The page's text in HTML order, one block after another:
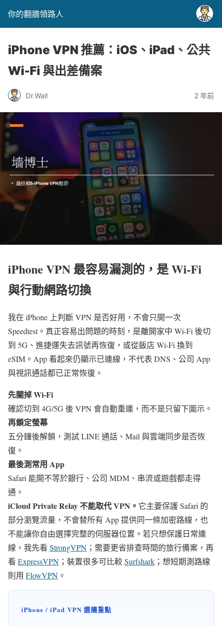
你的翻牆領路人
iPhone VPN 推薦：iOS、iPad、公共
Wi-Fi 與出差備案
Dr.Wall 2 年前
iPhone VPN 最容易漏測的，是 Wi-Fi
與行動網路切換
我在 iPhone 上判斷 VPN 是否好用，不會只開一次
Speedtest。真正容易出問題的時刻，是離開家中 Wi-Fi 後切
到 5G、進捷運失去訊號再恢復，或從飯店 Wi-Fi 換到
eSIM。App 看起來仍顯示已連線，不代表 DNS、公司 App
與視訊通話都已正常恢復。
先關掉 Wi-Fi
確認切到 4G/5G 後 VPN 會自動重連，而不是只留下圖示。
再鎖定螢幕
五分鐘後解鎖，測試 LINE 通話、Mail 與雲端同步是否恢
復。
最後測常用 App
Safari 能開不等於銀行、公司 MDM、串流或遊戲都走得
通。
iCloud Private Relay 不能取代 VPN。 它主要保護 Safari 的
部分瀏覽流量，不會替所有 App 提供同一條加密路線，也
不能讓你自由選擇完整的伺服器位置。若只想保護日常連
線，我先看 StrongVPN ；需要更省排查時間的旅行備案，再
看 ExpressVPN ；裝置很多可比較Surfshark ；想短期測路線
則用 FlowVPN 。
iPhone / iPad VPN 選購重點